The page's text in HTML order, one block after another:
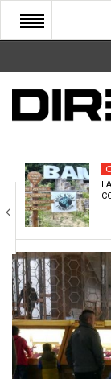
START
COMUNITATE
CULTURA
ECONOMIE
SANATATE
SPORT
SPECIAL
POLITIC
LIFE